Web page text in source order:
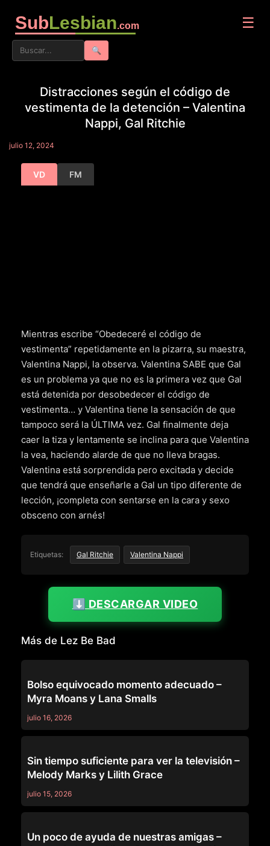
SubLesbian.com ☰
🔍
Distracciones según el código de
vestimenta de la detención – Valentina
Nappi, Gal Ritchie
julio 12, 2024
VD FM
Mientras escribe “Obedeceré el código de
vestimenta” repetidamente en la pizarra, su maestra,
Valentina Nappi, la observa. Valentina SABE que Gal
es un problema ya que no es la primera vez que Gal
está detenida por desobedecer el código de
vestimenta… y Valentina tiene la sensación de que
tampoco será la ÚLTIMA vez. Gal finalmente deja
caer la tiza y lentamente se inclina para que Valentina
la vea, haciendo alarde de que no lleva bragas.
Valentina está sorprendida pero excitada y decide
que tendrá que enseñarle a Gal un tipo diferente de
lección, ¡completa con sentarse en la cara y sexo
obsceno con arnés!
Etiquetas: Gal Ritchie Valentina Nappi
⬇️ DESCARGAR VIDEO
Más de Lez Be Bad
Bolso equivocado momento adecuado –
Myra Moans y Lana Smalls
julio 16, 2026
Sin tiempo suficiente para ver la televisión –
Melody Marks y Lilith Grace
julio 15, 2026
Un poco de ayuda de nuestras amigas –